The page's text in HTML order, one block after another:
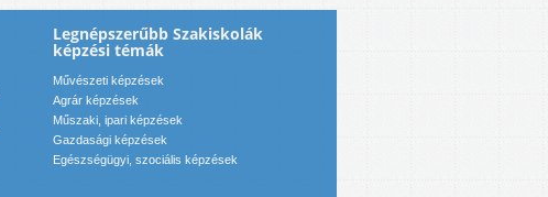
Legnépszerűbb Szakiskolák
képzési témák
Művészeti képzések
Agrár képzések
Műszaki, ipari képzések
Gazdasági képzések
Egészségügyi, szociális képzések